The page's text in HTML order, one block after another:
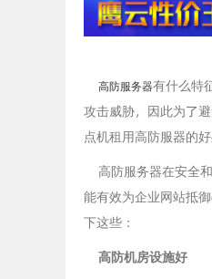
高防服务器有什么特
攻击威胁，因此为了
点机租用高防服器的好
高防服务器在安全
能有效为企业网站抵
下这些：
高防机房设施好